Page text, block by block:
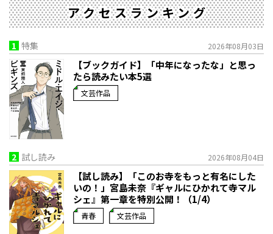
アクセスランキング
1 特集 2026年08月03日
【ブックガイド】「中年になったな」と思っ
たら読みたい本5選
文芸作品
2 試し読み 2026年08月04日
【試し読み】「このお寺をもっと有名にした
いの！」宮島未奈『ギャルにひかれて寺マル
シェ』第一章を特別公開！（1/4）
青春 文芸作品